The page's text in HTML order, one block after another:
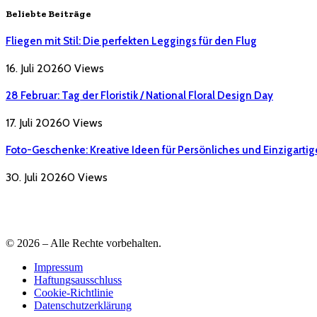
Beliebte Beiträge
Fliegen mit Stil: Die perfekten Leggings für den Flug
16. Juli 20260 Views
28 Februar: Tag der Floristik / National Floral Design Day
17. Juli 20260 Views
Foto-Geschenke: Kreative Ideen für Persönliches und
30. Juli 20260 Views
© 2026 – Alle Rechte vorbehalten.
Impressum
Haftungsausschluss
Cookie-Richtlinie
Datenschutzerklärung